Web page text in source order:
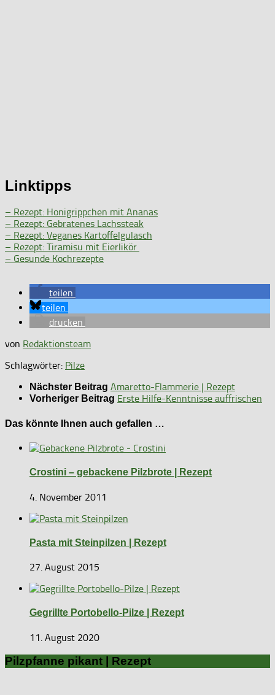
Linktipps
– Rezept: Honigrippchen mit Ananas
– Rezept: Gebratenes Lachssteak
– Rezept: Veganes Kartoffelgulasch
– Rezept: Tiramisu mit Eierlikör
– Gesunde Kochrezepte
teilen
teilen
drucken
von Redaktionsteam
Schlagwörter: Pilze
Nächster Beitrag Amaretto-Flammerie | Rezept
Vorheriger Beitrag Erste Hilfe-Kenntnisse auffrischen
Das könnte Ihnen auch gefallen …
Crostini – gebackene Pilzbrote | Rezept
4. November 2011
Pasta mit Steinpilzen | Rezept
27. August 2015
Gegrillte Portobello-Pilze | Rezept
11. August 2020
Pilzpfanne pikant | Rezept